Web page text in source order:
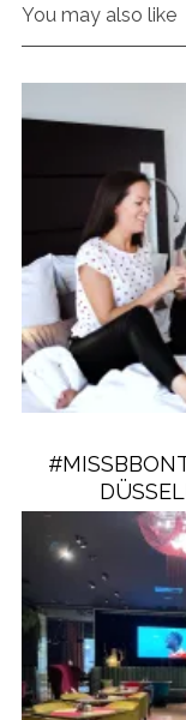
You may also like